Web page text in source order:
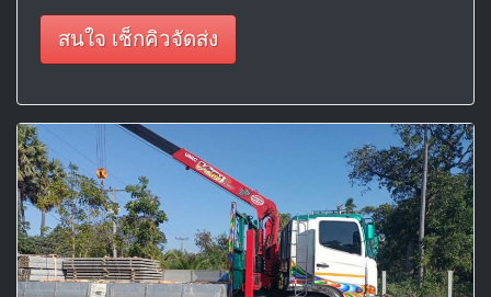
สนใจ เช็กคิวจัดส่ง